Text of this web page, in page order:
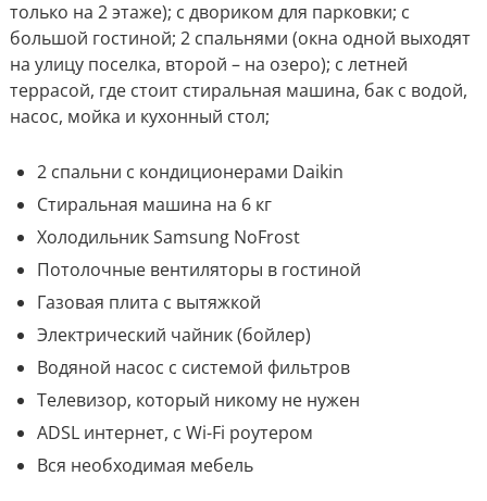
только на 2 этаже); с двориком для парковки; с
большой гостиной; 2 спальнями (окна одной выходят
на улицу поселка, второй – на озеро); с летней
террасой, где стоит стиральная машина, бак с водой,
насос, мойка и кухонный стол;
2 спальни с кондиционерами Daikin
Стиральная машина на 6 кг
Холодильник Samsung NoFrost
Потолочные вентиляторы в гостиной
Газовая плита с вытяжкой
Электрический чайник (бойлер)
Водяной насос с системой фильтров
Телевизор, который никому не нужен
ADSL интернет, с Wi-Fi роутером
Вся необходимая мебель